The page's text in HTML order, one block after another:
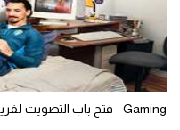
Gaming - فتح باب التصويت لفريق الموسم في FC 26